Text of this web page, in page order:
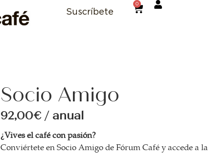
Suscríbete
0
Socio Amigo
92,00€ / anual
¿Vives el café con pasión?
Conviértete en Socio Amigo de Fórum Café y accede a la